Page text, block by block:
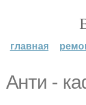
главная
Анти -